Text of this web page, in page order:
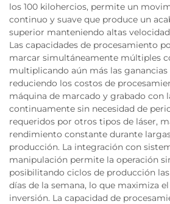
los 100 kilohercios, permite un
continuo y suave que produce un
superior manteniendo altas
Las capacidades de procesamiento
marcar simultáneamente múltiples
multiplicando aún más las
reduciendo los costos de
máquina de marcado y grabado con
continuamente sin necesidad de
requeridos por otros tipos de láser,
rendimiento constante durante
producción. La integración con
manipulación permite la operación
posibilitando ciclos de producción
días de la semana, lo que maximiza
inversión. La capacidad de